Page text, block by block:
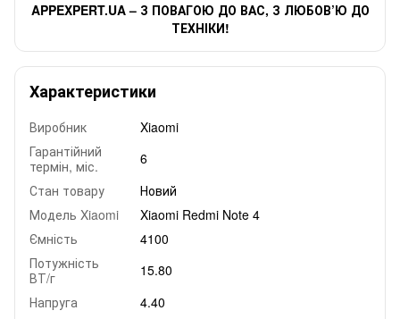
APPEXPERT.UA – З ПОВАГОЮ ДО ВАС, З ЛЮБОВ’Ю ДО
ТЕХНІКИ!
Характеристики
Виробник
Xiaomi
Гарантійний
термін, міс.
6
Стан товару
Новий
Модель Xiaomi
Xiaomi Redmi Note 4
Ємність
4100
Потужність
ВТ/г
15.80
Напруга
4.40